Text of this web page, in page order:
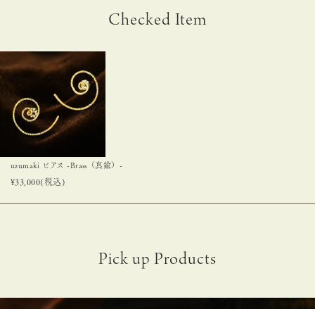
Checked Item
uzumaki ピアス -Brass（真鍮）-
¥33,000(税込)